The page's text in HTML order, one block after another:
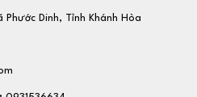
Phước Dinh, Tỉnh Khánh Hòa